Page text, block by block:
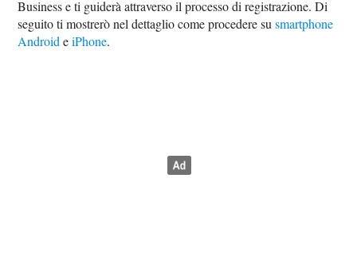
Business e ti guiderà attraverso il processo di registrazione. Di
seguito ti mostrerò nel dettaglio come procedere susmartphone
AndroideiPhone.